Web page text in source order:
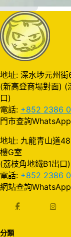
地址: 深水埗元州
(新高登商場對面) (
口)
電話: +852 2386
門市查詢
地址: 九龍青山道
樓G室
(荔枝角地鐵B1出口)
電話: +852 2386
網站查詢
分類